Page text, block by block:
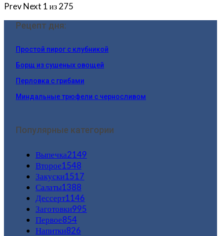
PrevNext 1 из 275
Рецепт дня:
Простой пирог с клубникой
Борщ из сушеных овощей
Перловка с грибами
Миндальные трюфели с черносливом
Популярные категории
Выпечка2149
Второе1548
Закуски1517
Салаты1388
Дессерт1146
Заготовки995
Первое854
Напитки826